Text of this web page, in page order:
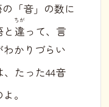
「音」の数に
違
ちが
って、言
かりづらい
たった44音
。